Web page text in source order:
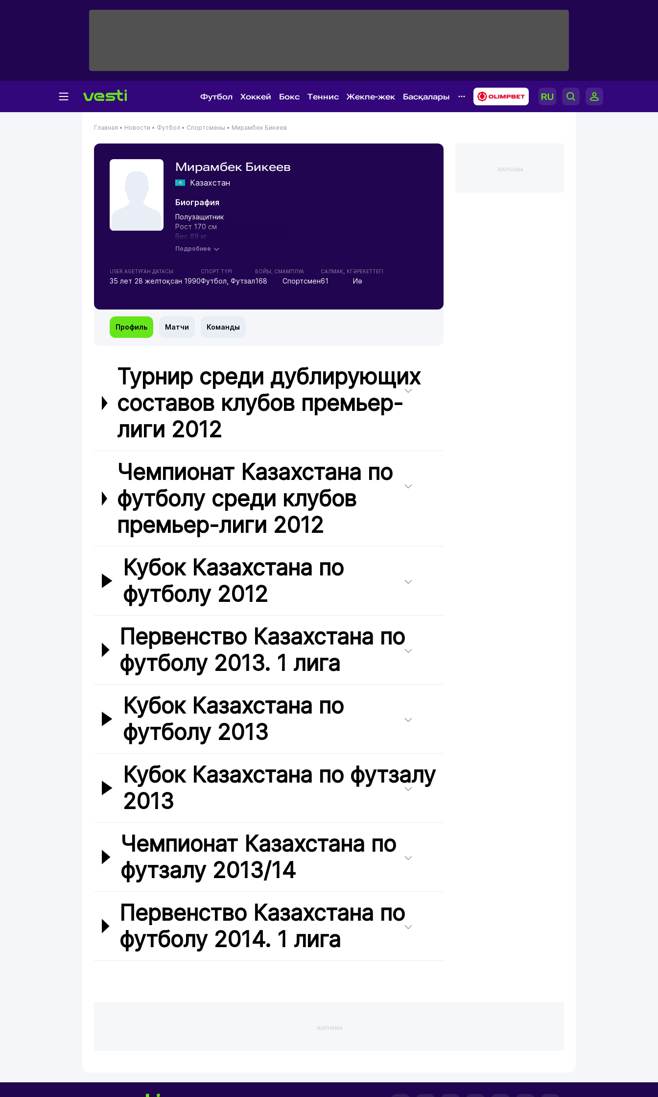
Футбол Хоккей Бокс Теннис Жекпе-жек Басқалары
Главная • Новости • Футбол • Спортсмены • Мирамбек Бикеев
Мирамбек Бикеев
Казахстан
Биография
Полузащитник
Рост 170 см
Вес 69 кг
Подробнее
USER.AGE
35 лет
ТУҒАН ДАТАСЫ
28 желтоқсан 1990
СПОРТ ТҮРІ
Футбол, Футзал
БОЙЫ, СМ
168
АМПЛУА
Спортсмен
CАЛМАҚ, КГ
61
ӘРЕКЕТТЕГІ
Иә
Профиль Матчи Команды
Турнир среди дублирующих
составов клубов премьер-
лиги 2012
Чемпионат Казахстана по
футболу среди клубов
премьер-лиги 2012
Кубок Казахстана по
футболу 2012
Первенство Казахстана по
футболу 2013. 1 лига
Кубок Казахстана по
футболу 2013
Кубок Казахстана по футзалу
2013
Чемпионат Казахстана по
футзалу 2013/14
Первенство Казахстана по
футболу 2014. 1 лига
ЖАРНАМА
ЖАРНАМА